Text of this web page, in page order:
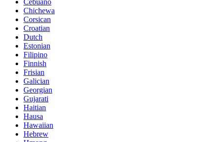
Cebuano
Chichewa
Corsican
Croatian
Dutch
Estonian
Filipino
Finnish
Frisian
Galician
Georgian
Gujarati
Haitian
Hausa
Hawaiian
Hebrew